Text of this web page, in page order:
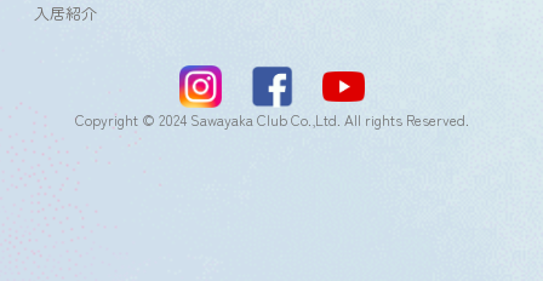
入居紹介
Copyright © 2024 Sawayaka Club Co.,Ltd. All rights Reserved.